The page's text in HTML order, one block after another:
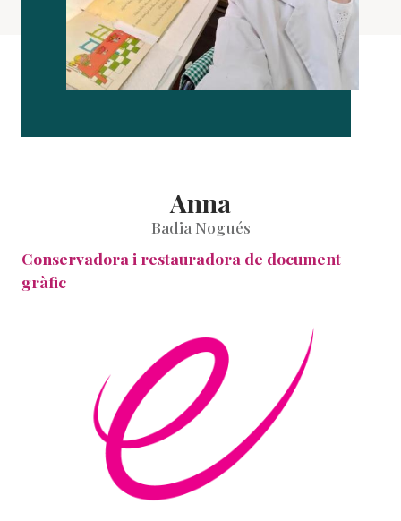
Anna
Badia Nogués
Conservadora i restauradora de document
gràfic